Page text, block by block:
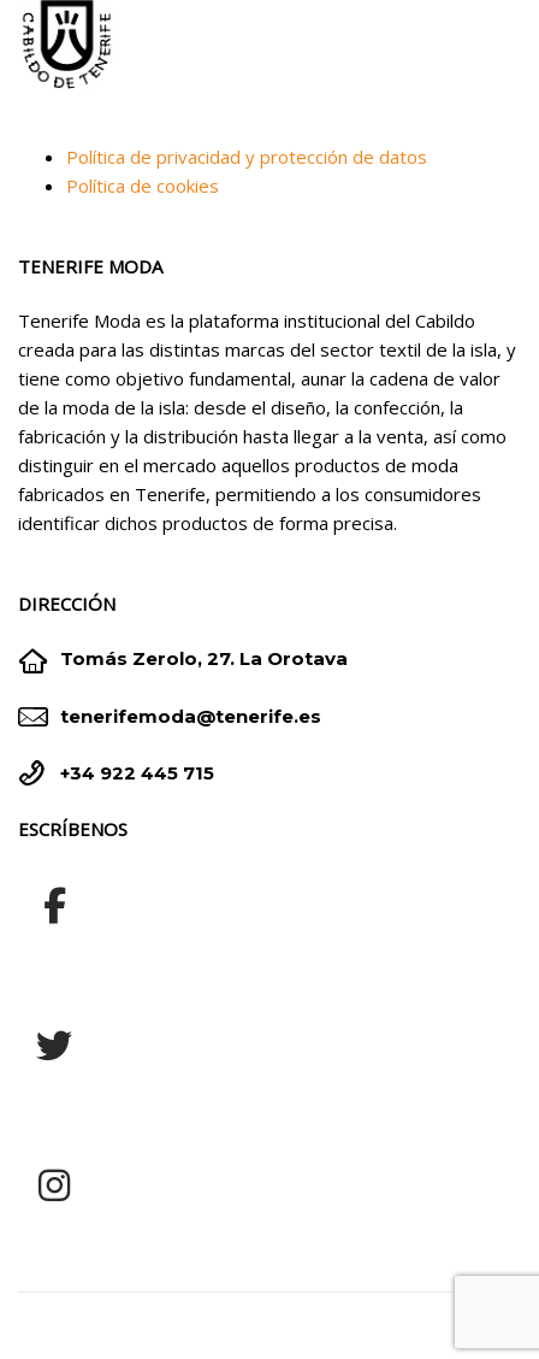
Política de privacidad y protección de datos
Política de cookies
TENERIFE MODA
Tenerife Moda es la plataforma institucional del Cabildo
creada para las distintas marcas del sector textil de la isla, y
tiene como objetivo fundamental, aunar la cadena de valor
de la moda de la isla: desde el diseño, la confección, la
fabricación y la distribución hasta llegar a la venta, así como
distinguir en el mercado aquellos productos de moda
fabricados en Tenerife, permitiendo a los consumidores
identificar dichos productos de forma precisa.
DIRECCIÓN

 Tomás Zerolo, 27. La Orotava

 tenerifemoda@tenerife.es

 +34 922 445 715
ESCRÍBENOS